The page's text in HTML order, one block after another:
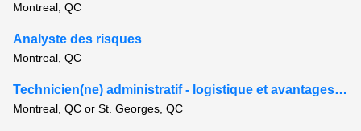
Montreal, QC
Analyste des risques
Montreal, QC
Technicien(ne) administratif - logistique et avantages imposables
Montreal, QC or St. Georges, QC